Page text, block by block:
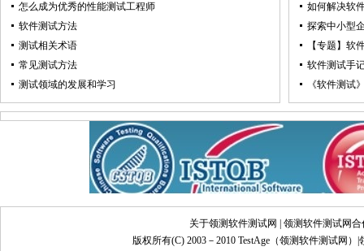
怎么成为优秀的性能测试工程师
软件测试方法
测试相关术语
常见测试方法
测试领域的发展和学习
如何解决软
探索中小型
【专题】软
软件测试手
《软件测试
关于领测软件测试网 |领测软件测试网
版权所有(C) 2003－2010 TestAge（领测软件测试网 ）|